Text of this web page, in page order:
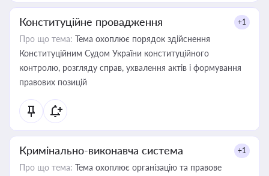
Конституційне провадження +1
Про що тема: Тема охоплює порядок здійснення
Конституційним Судом України конституційного
контролю, розгляду справ, ухвалення актів і формування
правових позицій
Кримінально-виконавча система +1
Про що тема: Тема охоплює організацію та правове